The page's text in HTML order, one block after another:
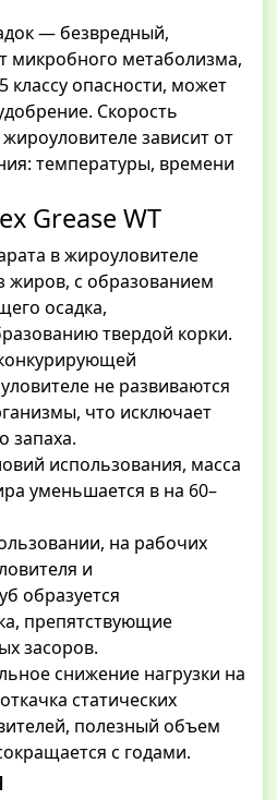
— безвредный,
микробного метаболизма,
классу опасности, может
Скорость
зависит от
температуры, времени
Grease WT
в жироуловителе
жиров, с образованием
осадка,
твердой корки.
не развиваются
что исключает
запаха.
использования, масса
уменьшается в на 60–
на рабочих
и
образуется
препятствующие
засоров.
снижение нагрузки на
статических
полезный объем
с годами.